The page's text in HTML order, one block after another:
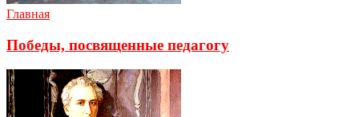
Главная
Победы, посвященные педагогу